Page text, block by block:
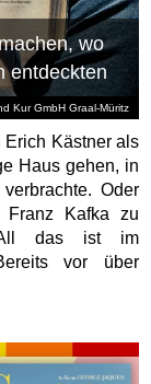
Kur GmbH Graal-Müritz
wo
entdeckten
Erich Kästner als
Haus gehen, in
Oder
Franz Kafka zu
All das ist im
vor über